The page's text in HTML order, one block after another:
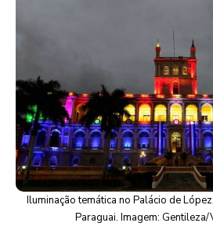
Iluminação temática no Palácio de
Paraguai. Imagem: